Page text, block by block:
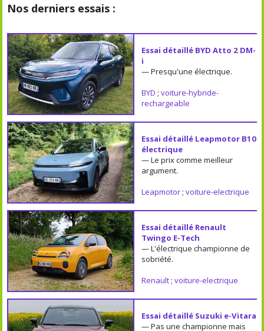
Nos derniers essais :
Essai détaillé BYD Atto 2 DM-
i
— Presqu'une électrique.
BYD ; voiture-hybride-
rechargeable
Essai détaillé Leapmotor B10
électrique
— Le prix comme meilleur
argument.
Leapmotor; voiture-electrique
Essai détaillé Renault
Twingo E-Tech
— L'électrique championne de
sobriété.
Renault; voiture-electrique
Essai détaillé Suzuki e-Vitara
— Pas une championne mais